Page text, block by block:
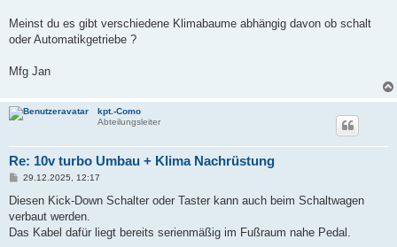
Meinst du es gibt verschiedene Klimabaume abhängig davon ob schalt
oder Automatikgetriebe ?
Mfg Jan
kpt.-Como
Abteilungsleiter
Re: 10v turbo Umbau + Klima Nachrüstung
B
i
r
a
29.12.2025, 12:17
Diesen Kick-Down Schalter oder Taster kann auch beim Schaltwagen
verbaut werden.
Das Kabel dafür liegt bereits serienmäßig im Fußraum nahe Pedal.